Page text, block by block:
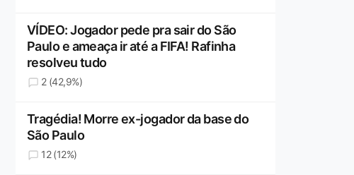
VÍDEO: Jogador pede pra sair do São
Paulo e ameaça ir até a FIFA! Rafinha
resolveu tudo
2 (42,9%)
Tragédia! Morre ex-jogador da base do
São Paulo
12 (12%)